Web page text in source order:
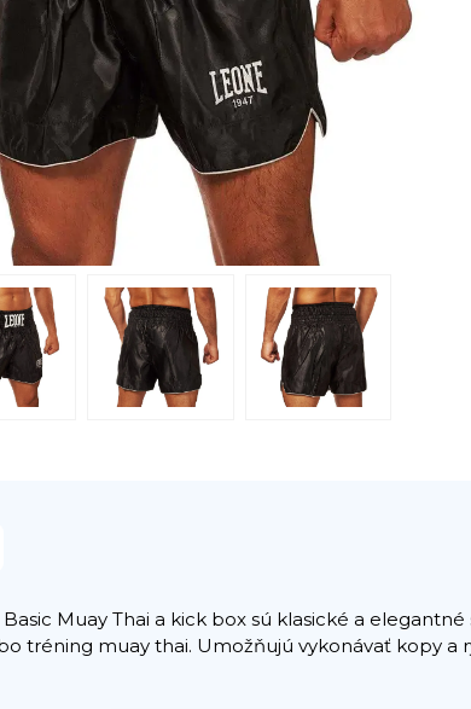
Muay Thai a kick box sú klasické a
tréning muay thai. Umožňujú vykonávať kopy a